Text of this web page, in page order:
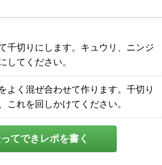
千切りにします。キュウリ、ニンジ
してください。
よく混ぜ合わせて作ります。千切り
これを回しかけてください。
てできレポを書く